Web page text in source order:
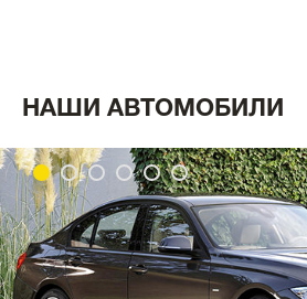
НАШИ АВТОМОБИЛИ